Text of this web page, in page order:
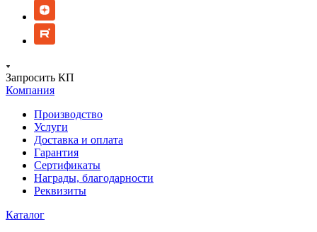
Запросить КП
Компания
Производство
Услуги
Доставка и оплата
Гарантия
Сертификаты
Награды, благодарности
Реквизиты
Каталог